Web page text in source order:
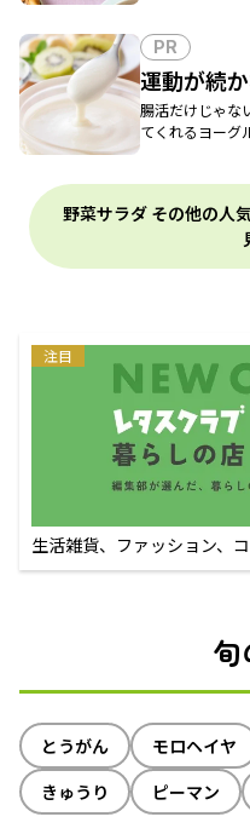
PR
運動が続
腸活だけじゃな
てくれるヨーグ
野菜サラダ その他の人
注目
生活雑貨、ファッション、
えるECサイト
とうがん モロヘイヤ
きゅうり
ピーマン